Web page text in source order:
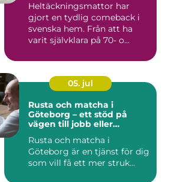
Heltäckningsmattor har
gjort en tydlig comeback i
svenska hem. Från att ha
varit självklara på 70- o...
05. jul
Rusta och matcha i
Göteborg – ett stöd på
vägen till jobb eller
Rusta och matcha i
Göteborg är en tjänst för dig
som vill få ett mer struk...